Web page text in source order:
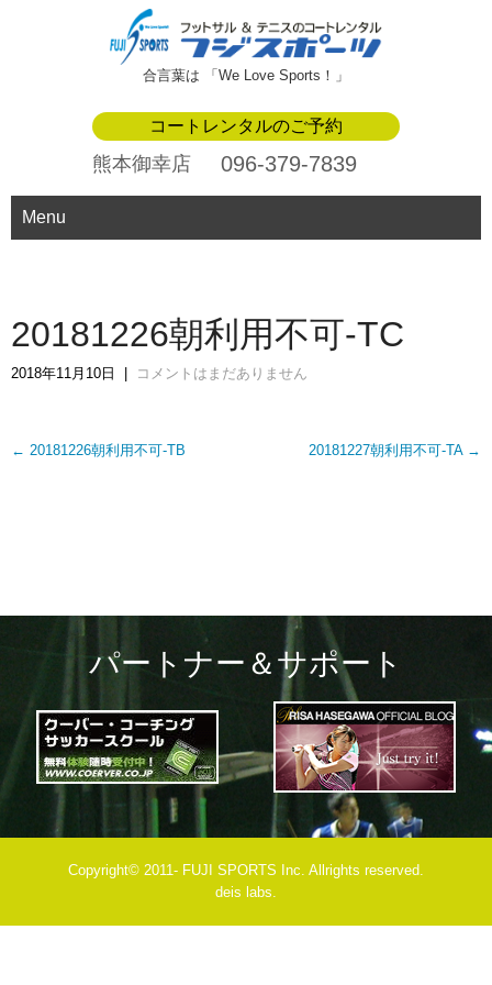
合言葉は 「We Love Sports！」
コートレンタルのご予約
熊本御幸店 096-379-7839
Menu
20181226朝利用不可-TC
2018年11月10日 コメントはまだありません
Post
← 20181226朝利用不可-TB 20181227朝利用不可-TA →
パートナー＆サポート
Copyright© 2011- FUJI SPORTS Inc. Allrights reserved.
deis labs.